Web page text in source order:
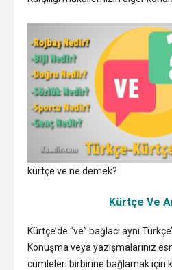
kürtçe ve ne demek?
Kürtçe Ve
Kürtçe’de “ve” bağlacı aynı
Konuşma veya yazışmalarınız
cümleleri birbirine bağlamak için